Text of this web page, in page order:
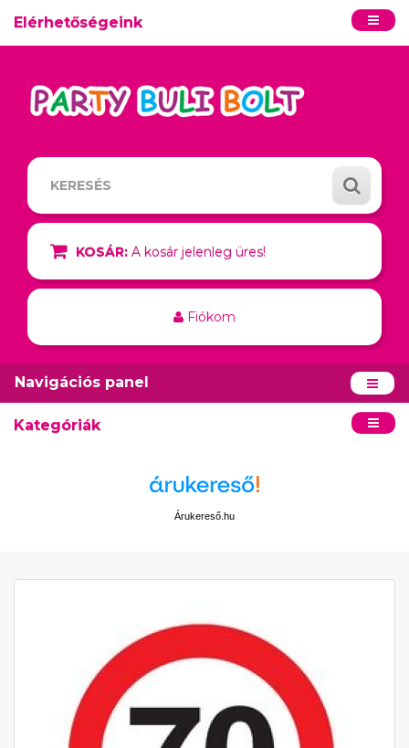
Elérhetőségeink
KOSÁR: A kosár jelenleg üres!
Fiókom
Navigációs panel
Kategóriák
Árukereső.hu